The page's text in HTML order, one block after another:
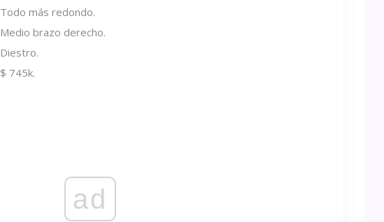
Todo más redondo.
Medio brazo derecho.
Diestro.
$ 745k.
ad